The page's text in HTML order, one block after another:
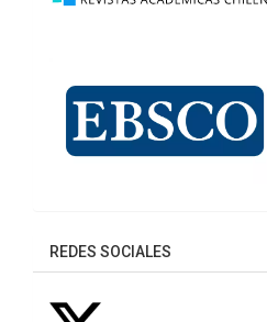
REDES SOCIALES